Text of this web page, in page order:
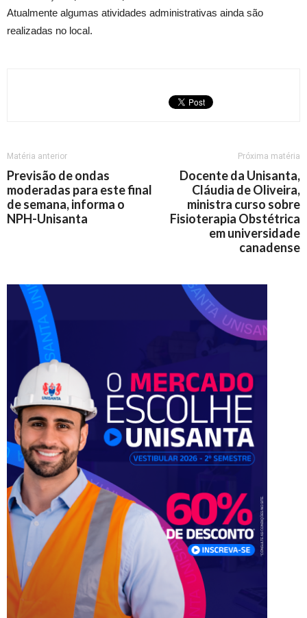
Atualmente algumas atividades administrativas ainda são
realizadas no local.
Matéria anterior
Previsão de ondas
moderadas para este final
de semana, informa o
NPH-Unisanta
Próxima matéria
Docente da Unisanta,
Cláudia de Oliveira,
ministra curso sobre
Fisioterapia Obstétrica
em universidade
canadense